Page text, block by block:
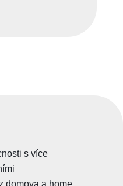
s více